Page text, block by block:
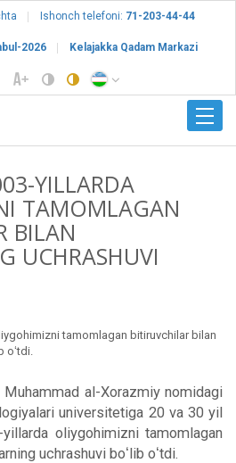
Ishonch telefoni: 71-203-44-44
2026 Kelajakka Qadam Markazi
YILLARDA
TAMOMLAGAN
BILAN
UCHRASHUVI
tamomlagan bitiruvchilar bilan
al-Xorazmiy nomidagi
universitetiga 20 va 30 yil
oliygohimizni tamomlagan
uchrashuvi boʻlib oʻtdi.